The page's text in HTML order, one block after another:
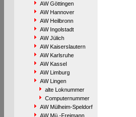
AW Göttingen
AW Hannover
AW Heilbronn
AW Ingolstadt
AW Jülich
AW Kaiserslautern
AW Karlsruhe
AW Kassel
AW Limburg
AW Lingen
alte Loknummer
Computernummer
AW Mülheim-Speldorf
AW Mü.-Freimann